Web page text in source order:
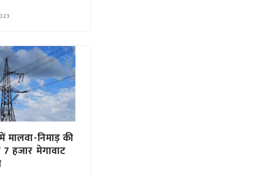
मालवा-निमाड़ की
हजार मेगावाट